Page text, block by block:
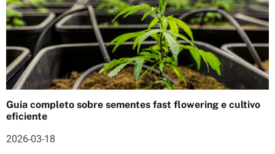
i
g
o
s
Guia completo sobre sementes fast flowering e cultivo
eficiente
2026-03-18